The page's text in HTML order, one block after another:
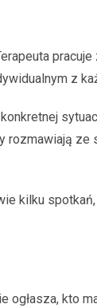
z
kilku
ogłasza, kto